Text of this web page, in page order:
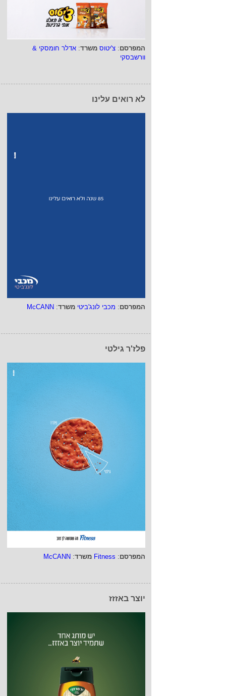
המפרסם: צ'יטוס משרד: אדלר חומסקי &
וורשבסקי
לא רואים עלינו
המפרסם: מכבי לונג'ביטי משרד:
McCANN
פלז'ר גילטי
המפרסם:
Fitness משרד:
McCANN
יוצר באזזז